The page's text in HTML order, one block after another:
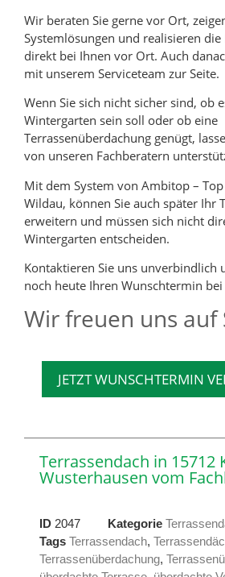
Wir beraten Sie gerne vor Ort,
Systemlösungen und realisieren
direkt bei Ihnen vor Ort. Auch
mit unserem Serviceteam zur Seite.
Wenn Sie sich nicht sicher sind, ob
Wintergarten sein soll oder ob eine
Terrassenüberdachung genügt,
von unseren Fachberatern
Mit dem System von Ambitop –
Wildau, können Sie auch später Ihr
erweitern und müssen sich nicht
Wintergarten entscheiden.
Kontaktieren Sie uns unverbindlich
noch heute Ihren Wunschtermin
Wir freuen uns auf
JETZT WUNSCHTERMIN
Terrassendach in 15712
Wusterhausen vom
ID 2047 Kategorie
Tags Terrassendach,
Terrassenüberdachung,